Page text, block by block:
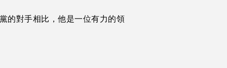
的對手相比，他是一位有力的領